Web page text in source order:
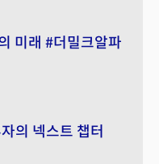
미래 #더밀크알파
의 넥스트 챕터